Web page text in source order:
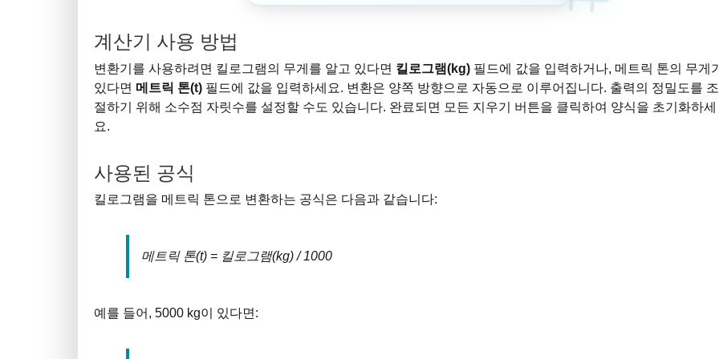
계산기 사용 방법
변환기를 사용하려면 킬로그램의 무게를 알고 있다면 킬로그램(kg) 필드에 값을 입력하거나, 메트릭 톤의 무게
있다면 메트릭 톤(t) 필드에 값을 입력하세요. 변환은 양쪽 방향으로 자동으로 이루어집니다. 출력의 정밀도를 조
절하기 위해 소수점 자릿수를 설정할 수도 있습니다. 완료되면 모든 지우기 버튼을 클릭하여 양식을 초기화하세
요.
사용된 공식
킬로그램을 메트릭 톤으로 변환하는 공식은 다음과 같습니다:
메트릭 톤(t) = 킬로그램(kg) / 1000
예를 들어, 5000 kg이 있다면: